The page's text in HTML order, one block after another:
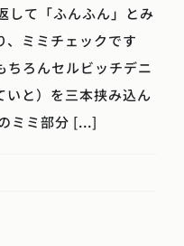
して「ふんふん」とみ
、ミミチェックです
ちろんセルビッチデニ
いと）を三本挟み込ん
ミミ部分 [...]